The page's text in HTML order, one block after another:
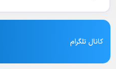
کانال تلگرام